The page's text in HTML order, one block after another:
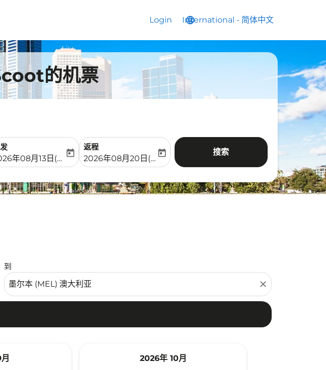
Login language
International - 简体中文
keyboard_arrow_down
的机票
booking-departure-date-aria-label
年08月13日(周四)
today
返程
fc-booking-return-date-aria-label
2026年08月20日(周四)
today 搜索
到
close
2026年 10月